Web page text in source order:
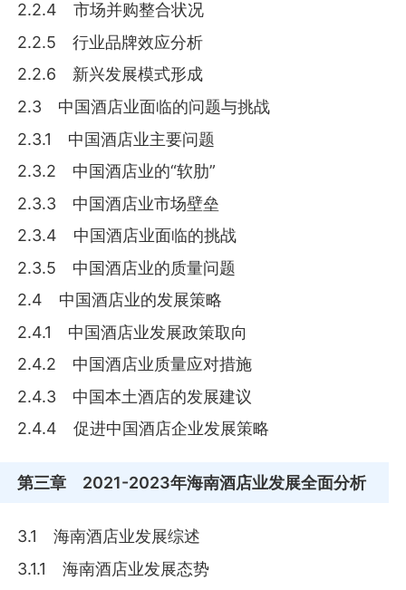
2.2.4 市场并购整合状况
2.2.5 行业品牌效应分析
2.2.6 新兴发展模式形成
2.3 中国酒店业面临的问题与挑战
2.3.1 中国酒店业主要问题
2.3.2 中国酒店业的“软肋”
2.3.3 中国酒店业市场壁垒
2.3.4 中国酒店业面临的挑战
2.3.5 中国酒店业的质量问题
2.4 中国酒店业的发展策略
2.4.1 中国酒店业发展政策取向
2.4.2 中国酒店业质量应对措施
2.4.3 中国本土酒店的发展建议
2.4.4 促进中国酒店企业发展策略
第三章 2021-2023年海南酒店业发展全面分析
3.1 海南酒店业发展综述
3.1.1 海南酒店业发展态势